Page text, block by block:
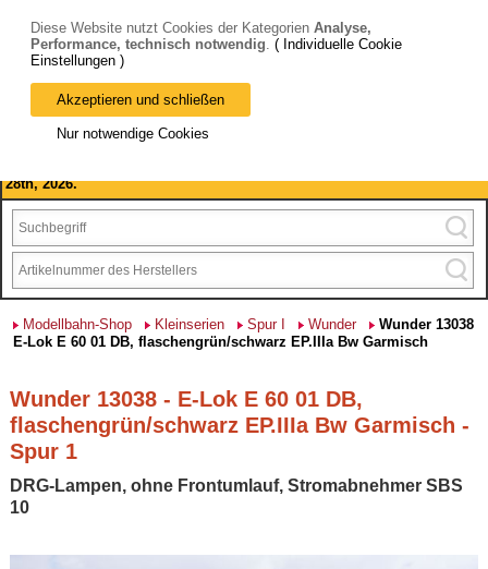
Bitte beachten Sie: wir machen Betriebsferien, vom 03. bis 28.
August 2026 haben wir geschlossen.
28th, 2026.
Modellbahn-Shop Kleinserien Spur I Wunder
Wunder 13038
E-Lok E 60 01 DB, flaschengrün/schwarz EP.IIIa Bw Garmisch
Wunder 13038 - E-Lok E 60 01 DB,
flaschengrün/schwarz EP.IIIa Bw Garmisch -
Spur 1
DRG-Lampen, ohne Frontumlauf, Stromabnehmer SBS
10
Diese Website nutzt Cookies der Kategorien Analyse,
Performance, technisch notwendig. ( Individuelle Cookie
Einstellungen )
Akzeptieren und schließen
Nur notwendige Cookies